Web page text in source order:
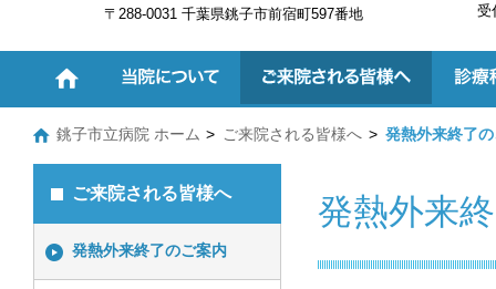
〒288-0031 千葉県銚子市前宿町597番地 受
銚子市立病院 ホーム ご来院される皆様へ 発熱外来終了
発熱外来
ご来院される皆様へ
発熱外来終了のご案内